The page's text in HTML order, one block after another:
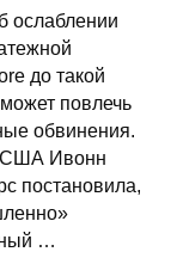
ослаблении
до такой
повлечь
обвинения.
США Ивонн
постановила,
…